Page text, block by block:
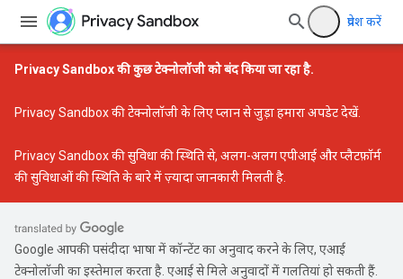
प्रवेश करें
Privacy Sandbox की कुछ टेक्नोलॉजी को बंद किया जा रहा है.
Privacy Sandbox की टेक्नोलॉजी के लिए प्लान से जुड़ा हमारा अपडेटदेखें.
Privacy Sandbox की सुविधा की स्थितिसे, अलग-अलग एपीआई और प्लैटफ़ॉर्म
की सुविधाओं की स्थिति के बारे में ज़्यादा जानकारी मिलती है.
Google आपकी पसंदीदा भाषा में कॉन्टेंट का अनुवाद करने के लिए, एआई
टेक्नोलॉजी का इस्तेमाल करता है. एआई से मिले अनुवादों में गलतियां हो सकती हैं.